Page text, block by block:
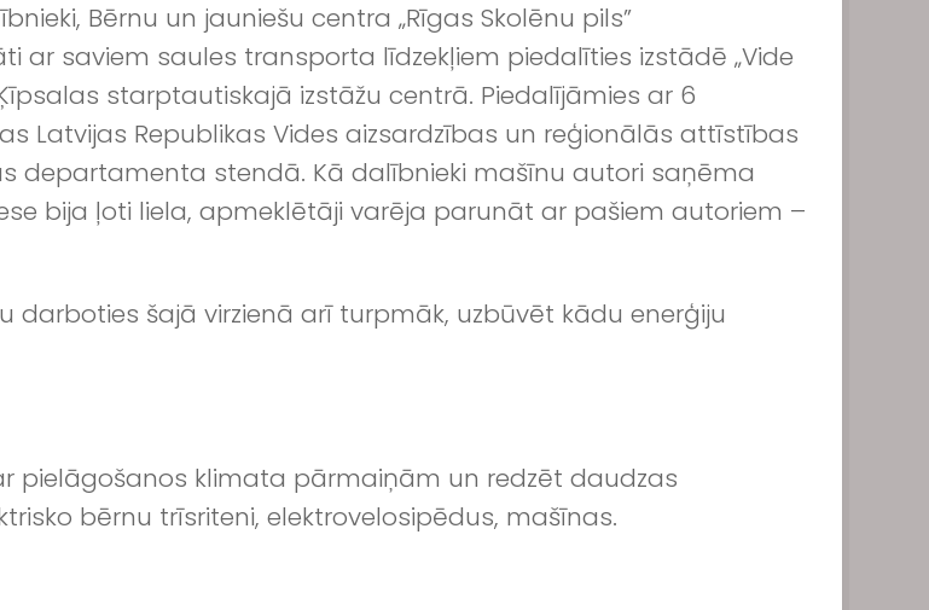
Bērnu un jauniešu centra „Rīgas Skolēnu pils”
ar saviem saules transporta līdzekļiem piedalīties izstādē „Vide
starptautiskajā izstāžu centrā. Piedalījāmies ar 6
Latvijas Republikas Vides aizsardzības un reģionālās attīstības
departamenta stendā. Kā dalībnieki mašīnu autori saņēma
bija ļoti liela, apmeklētāji varēja parunāt ar pašiem autoriem –
šajā virzienā arī turpmāk, uzbūvēt kādu enerģiju
pielāgošanos klimata pārmaiņām un redzēt daudzas
bērnu trīsriteni, elektrovelosipēdus, mašīnas.